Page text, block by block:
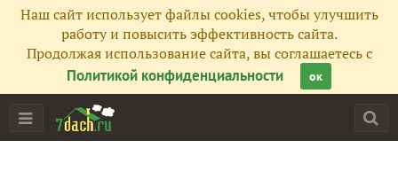
Наш сайт использует файлы cookies, чтобы улучшить
работу и повысить эффективность сайта.
Продолжая использование сайта, вы соглашаетесь с
Политикой конфиденциальности
ок
Главная